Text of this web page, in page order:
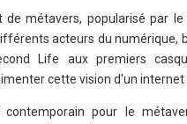
de métavers, popularisé par
acteurs du numérique,
Life aux premiers
cette vision d'un internet
contemporain pour le